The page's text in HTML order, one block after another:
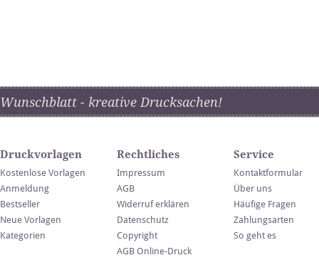
Wunschblatt - kreative Drucksachen!
Druckvorlagen
Kostenlose Vorlagen
Anmeldung
Bestseller
Neue Vorlagen
Kategorien
Rechtliches
Impressum
AGB
Widerruf erklären
Datenschutz
Copyright
AGB Online-Druck
Service
Kontaktformular
Über uns
Häufige Fragen
Zahlungsarten
So geht es